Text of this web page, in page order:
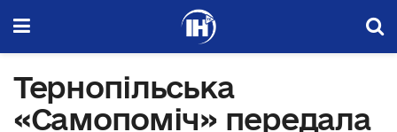
Тернопільська
«Самопоміч» передала